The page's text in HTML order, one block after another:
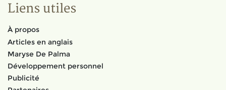
Liens utiles
À propos
Articles en anglais
Maryse De Palma
Développement personnel
Publicité